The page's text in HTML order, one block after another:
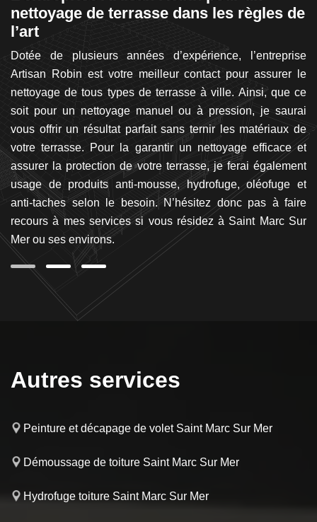
nettoyage de terrasse dans les règles de
l’art
Dotée de plusieurs années d’expérience, l’entreprise
Artisan Robin est votre meilleur contact pour assurer le
nettoyage de tous types de terrasse à ville. Ainsi, que ce
soit pour un nettoyage manuel ou à pression, je saurai
vous offrir un résultat parfait sans ternir les matériaux de
votre terrasse. Pour la garantir un nettoyage efficace et
assurer la protection de votre terrasse, je ferai également
usage de produits anti-mousse, hydrofuge, oléofuge et
anti-taches selon le besoin. N’hésitez donc pas à faire
recours à mes services si vous résidez à Saint Marc Sur
Mer ou ses environs.
Autres services
Peinture et décapage de volet Saint Marc Sur Mer
Démoussage de toiture Saint Marc Sur Mer
Hydrofuge toiture Saint Marc Sur Mer